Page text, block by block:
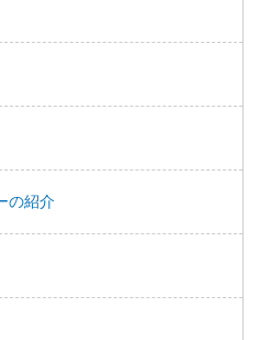
の紹介